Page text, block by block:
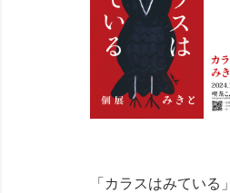
「カラスはみている